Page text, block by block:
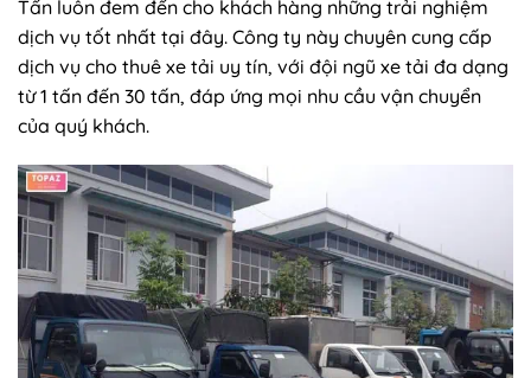
Tấn luôn đem đến cho khách hàng những trải nghiệm
dịch vụ tốt nhất tại đây. Công ty này chuyên cung cấp
dịch vụ cho thuê xe tải uy tín, với đội ngũ xe tải đa dạng
từ 1 tấn đến 30 tấn, đáp ứng mọi nhu cầu vận chuyển
của quý khách.